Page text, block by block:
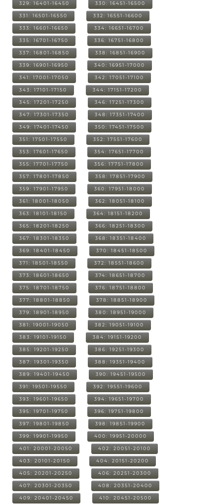
329: 16401-16450 330: 16451-16500
331: 16501-16550 332: 16551-16600
333: 16601-16650 334: 16651-16700
335: 16701-16750 336: 16751-16800
337: 16801-16850 338: 16851-16900
339: 16901-16950 340: 16951-17000
341: 17001-17050 342: 17051-17100
343: 17101-17150 344: 17151-17200
345: 17201-17250 346: 17251-17300
347: 17301-17350 348: 17351-17400
349: 17401-17450 350: 17451-17500
351: 17501-17550 352: 17551-17600
353: 17601-17650 354: 17651-17700
355: 17701-17750 356: 17751-17800
357: 17801-17850 358: 17851-17900
359: 17901-17950 360: 17951-18000
361: 18001-18050 362: 18051-18100
363: 18101-18150 364: 18151-18200
365: 18201-18250 366: 18251-18300
367: 18301-18350 368: 18351-18400
369: 18401-18450 370: 18451-18500
371: 18501-18550 372: 18551-18600
373: 18601-18650 374: 18651-18700
375: 18701-18750 376: 18751-18800
377: 18801-18850 378: 18851-18900
379: 18901-18950 380: 18951-19000
381: 19001-19050 382: 19051-19100
383: 19101-19150 384: 19151-19200
385: 19201-19250 386: 19251-19300
387: 19301-19350 388: 19351-19400
389: 19401-19450 390: 19451-19500
391: 19501-19550 392: 19551-19600
393: 19601-19650 394: 19651-19700
395: 19701-19750 396: 19751-19800
397: 19801-19850 398: 19851-19900
399: 19901-19950 400: 19951-20000
401: 20001-20050 402: 20051-20100
403: 20101-20150 404: 20151-20200
405: 20201-20250 406: 20251-20300
407: 20301-20350 408: 20351-20400
409: 20401-20450 410: 20451-20500